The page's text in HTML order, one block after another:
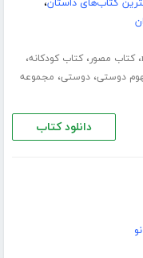
کتاب‌های داستان،
،کتاب مصور،کتاب کودکانه،
دوستی،دوستی، مجموعه
دانلود کتاب